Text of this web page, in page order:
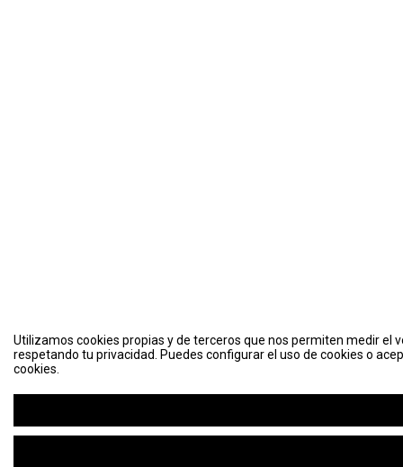
Utilizamos cookies propias y de terceros que nos permiten medir el
respetando tu privacidad. Puedes configurar el uso de cookies o
cookies.